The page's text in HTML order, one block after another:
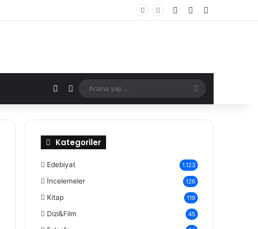
Kayıt OlRastgele Makale
Rastgele Makale
Arama
yap
Kategoriler
Edebiyat 1.123
İncelemeler 126
Kitap 119
Dizi&Film 45